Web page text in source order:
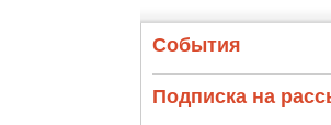
События
Подписка на